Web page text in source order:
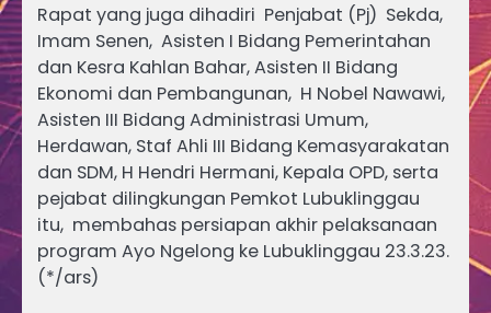
Rapat yang juga dihadiri Penjabat (Pj) Sekda,
Imam Senen, Asisten I Bidang Pemerintahan
dan Kesra Kahlan Bahar, Asisten II Bidang
Ekonomi dan Pembangunan, H Nobel Nawawi,
Asisten III Bidang Administrasi Umum,
Herdawan, Staf Ahli III Bidang Kemasyarakatan
dan SDM, H Hendri Hermani, Kepala OPD, serta
pejabat dilingkungan Pemkot Lubuklinggau
itu, membahas persiapan akhir pelaksanaan
program Ayo Ngelong ke Lubuklinggau 23.3.23.
(*/ars)